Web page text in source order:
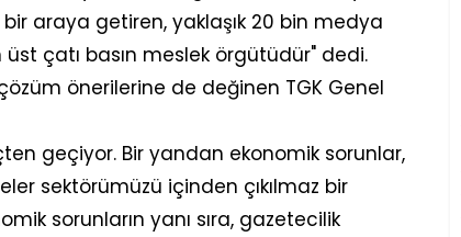
bir araya getiren, yaklaşık 20 bin medya
çatı basın meslek örgütüdür" dedi.
önerilerine de değinen TGK Genel
geçiyor. Bir yandan ekonomik sorunlar,
sektörümüzü içinden çıkılmaz bir
sorunların yanı sıra, gazetecilik